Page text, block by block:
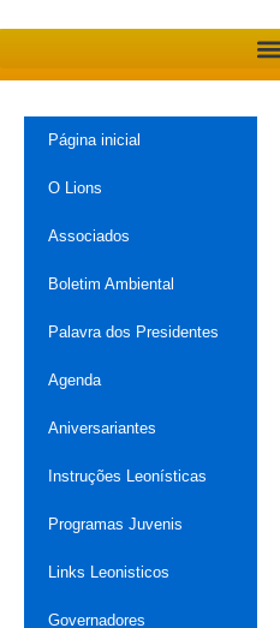
Página inicial
O Lions
Associados
Boletim Ambiental
Palavra dos Presidentes
Agenda
Aniversariantes
Instruções Leonísticas
Programas Juvenis
Links Leonisticos
Governadores